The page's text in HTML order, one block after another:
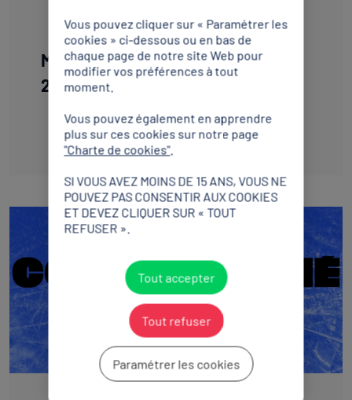
Milan-Cortina 2026 - 17 février
2026
Télécharger
Vous pouvez cliquer sur « Paramétrer les
cookies » ci-dessous ou en bas de
chaque page de notre site Web pour
modifier vos préférences à tout
moment.
Vous pouvez également en apprendre
plus sur ces cookies sur notre page
"Charte de cookies".
SI VOUS AVEZ MOINS DE 15 ANS, VOUS NE
POUVEZ PAS CONSENTIR AUX COOKIES
ET DEVEZ CLIQUER SUR « TOUT
REFUSER ».
Tout accepter
Tout refuser
Paramétrer les cookies